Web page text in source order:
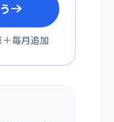
＋毎月追加